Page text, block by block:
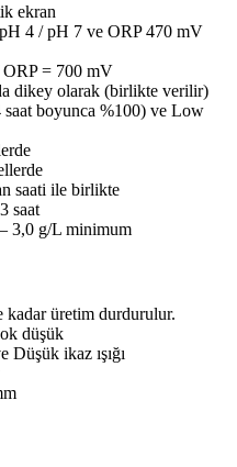
ekran
4 / pH 7 ve ORP 470 mV
ORP = 700 mV
dikey olarak (birlikte verilir)
saat boyunca %100) ve Low
saati ile birlikte
saat
3,0 g/L minimum
kadar üretim durdurulur.
düşük
ikaz ışığı